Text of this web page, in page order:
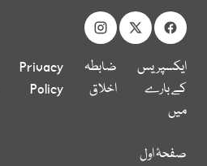
ایکسپریس
کے بارے
میں
ضابطہ
اخلاق
Privacy
Policy
صفحۂ اول